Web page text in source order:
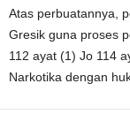
Atas perbuatannya,
Gresik guna proses
112 ayat (1) Jo 114
Narkotika dengan